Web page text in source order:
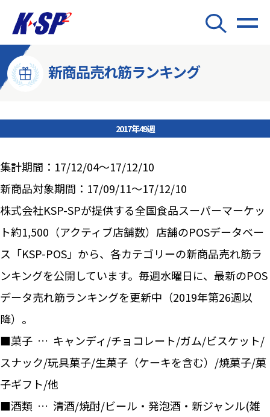
新商品売れ筋ランキング
2017年49週
集計期間：17/12/04～17/12/10
新商品対象期間：17/09/11～17/12/10
株式会社KSP-SPが提供する全国食品スーパーマーケッ
ト約1,500（アクティブ店舗数）店舗のPOSデータベー
ス「KSP-POS」から、各カテゴリーの新商品売れ筋ラ
ンキングを公開しています。毎週水曜日に、最新のPOS
データ売れ筋ランキングを更新中（2019年第26週以
降）。
■菓子 … キャンディ/チョコレート/ガム/ビスケット/
スナック/玩具菓子/生菓子（ケーキを含む）/焼菓子/菓
子ギフト/他
■酒類 … 清酒/焼酎/ビール・発泡酒・新ジャンル(雑